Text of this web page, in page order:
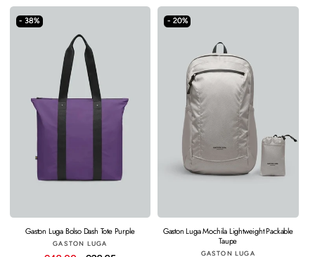
- 38%
Gaston Luga Bolso Dash Tote Purple
Proveedor:
GASTON LUGA
- 20%
Gaston Luga Mochila Lightweight Packable
Taupe
Proveedor:
GASTON LUGA